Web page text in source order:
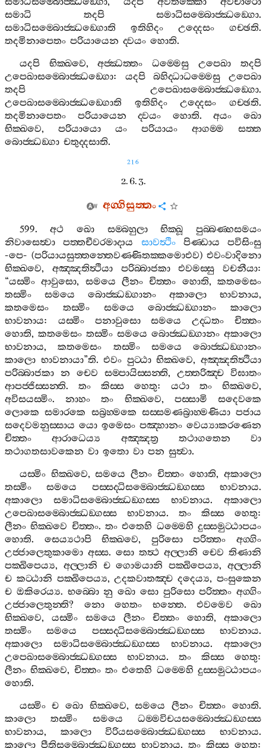
සමාධි
තදපි සමාධිසම‍්බොජ‍්ඣඞ‍්ගො.
සමාධිසම‍්බොජ‍්ඣඞ‍්ගොති
ඉතිහිදං උද‍්දෙසං ගච‍්ඡති.
තදමිනාපෙතං පරියායෙන ද‍්වයං හොති.
යදපි
භික‍්ඛවෙ,අජ‍්ඣත‍්තං ධම‍්මෙසු උපෙඛා
තදපි
උපෙඛාසම‍්බොජ‍්ඣඞ‍්ගො: යදපි බහිද‍්ධාධම‍්මෙසු
උපෙඛා
තදපි
උපෙඛාසම‍්බොජ‍්ඣඞ‍්ගො.
උපෙඛාසම‍්බොජ‍්ඣඞ‍්ගොති
ඉතිහිදං උද‍්දෙසං ගච‍්ඡති.
තදමිනාපෙතං
පරියායෙන ද‍්වයං හොති.අයං
ඛො
භික‍්ඛවෙ, පරියායො යං පරියායං ආගම‍්ම
සත‍්ත
බොජ‍්ඣඞ‍්ගා චතුද‍්දසාති.
216
2. 6. 3.
අග‍්ගිසුත‍්තං
599.අථ ඛො සම‍්බහුලා භික‍්ඛූ
පුබ‍්බණ‍්හසමයං
නිවාසෙත්‍වා
පත‍්තචීවරමාදාය සාවත්‍ථිං පිණ‍්ඩාය
පවිසිංසු
-පෙ- (පරියායසුත‍්තන‍්තෙවණ‍්ණිතක‍්කමොඑව) එවංවාදිනො
භික‍්ඛවෙ, අඤ‍්ඤතිත්‍ථියා පරිබ‍්බාජකා එවමස‍්සු වචනීයා:
“යස‍්මිං ආවුසො, සමයෙ ලීනං චිත‍්තං හොති,කතමෙසං
තස‍්මිං
සමයෙ බොජ‍්ඣඞ‍්ගානං අකාලො භාවනාය,
කතමෙසං
තස‍්මිං සමයෙ බොජ‍්ඣඞ‍්ගානං
කාලො
භාවනාය: යස‍්මිං පනාවුසො සමයෙ උද‍්ධතං
චිත‍්තං
හොති, කතමෙසං තස‍්මිං සමයෙ බොජ‍්ඣඞ‍්ගානං අකාලො
භාවනාය,කතමෙසං තස‍්මිං සමයෙ
බොජ‍්ඣඞ‍්ගානං
කාලො භාවනායා”ති.එවං පුට‍්ඨා භික‍්ඛවෙ,අඤ‍්ඤතිත්‍ථියා
පරිබ‍්බාජකා න චෙව සම‍්පායිස‍්සන‍්ති, උත‍්තරිඤ‍්ච විඝාතං
ආපජ‍්ජිස‍්සන‍්ති. තං කිස‍්ස හෙතු: යථා තං භික‍්ඛවෙ,
අවිසයස‍්මිං.නාහං තං භික‍්ඛවෙ, පස‍්සාමි
සදෙවකෙ
ලොකෙ සමාරකෙ සබ්‍රහ‍්මකෙ සස‍්සමණබ්‍රාහ‍්මණියා පජාය
සදෙවමනුස‍්සාය යො ඉමෙසං පඤ‍්හානං වෙය්‍යාකරණෙන
චිත‍්තං
ආරාධෙය්‍ය අඤ‍්ඤත්‍ර තථාගතෙන
වා
තථාගතසාවකෙන වා ඉතො වා පන සුත්‍වා.
යස‍්මිං භික‍්ඛවෙ,සමයෙ ලීනං චිත‍්තං හොති,අකාලො
තස‍්මිං
සමයෙ පස‍්සද‍්ධිසම‍්බොජ‍්ඣඞ‍්ගස‍්ස භාවනාය.
අකාලො
සමාධිසම‍්බොජ‍්ඣඞ‍්ගස‍්ස භාවනාය. අකාලො
උපෙඛාසම‍්බොජ‍්ඣඞ‍්ගස‍්ස
භාවනාය. තං කිස‍්ස හෙතු:
ලීනං භික‍්ඛවෙ චිත‍්තං.තං එතෙහි ධම‍්මෙහි දුස‍්සමුට‍්ඨාපයං
හොති. සෙය්‍යථාපි භික‍්ඛවෙ, පුරිසො පරිත‍්තං
අග‍්ගිං
උජ‍්ජාලෙතුකාමො අස‍්ස. සො තත්‍ථ අල‍්ලානි චෙව තිණානි
පක‍්ඛිපෙය්‍ය, අල‍්ලානි ච ගොමයානි පක‍්ඛිපෙය්‍ය,අල‍්ලානි
ච කට‍්ඨානි පක‍්ඛිපෙය්‍ය,උදකවාතඤ‍්ච දදෙය්‍ය,පංසුකෙන
ච ඔකිරෙය්‍ය. භබ‍්බො නු ඛො සො පුරිසො පරිත‍්තං අග‍්ගිං
උජ‍්ජාලෙතුන‍්ති? නො හෙතං භන‍්තෙ.එවමෙව
ඛො
භික‍්ඛවෙ, යස‍්මිං සමයෙ ලීනං චිත‍්තං හොති, අකාලො
තස‍්මිං
සමයෙ පස‍්සද‍්ධිසම‍්බොජ‍්ඣඞ‍්ගස‍්ස භාවනාය.
අකාලො
සමාධිසම‍්බොජ‍්ඣඞ‍්ගස‍්ස භාවනාය. අකාලො
උපෙඛාසම‍්බොජ‍්ඣඞ‍්ගස‍්ස
භාවනාය. තං කිස‍්ස හෙතු:
ලීනං භික‍්ඛවෙ, චිත‍්තං තං එතෙහි ධම‍්මෙහි දුස‍්සමුට‍්ඨාපයං
හොති.
යස‍්මිං ච ඛො භික‍්ඛවෙ,සමයෙ ලීනං චිත‍්තං හොති.
කාලො
තස‍්මිං සමයෙ
ධම‍්මවිචයසම‍්බොජ‍්ඣඞ‍්ගස‍්ස
භාවනාය, කාලො විරියසම‍්බොජ‍්ඣඞ‍්ගස‍්ස භාවනාය.
කාලො පීතිසම‍්බොජ‍්ඣඞ‍්ගස‍්ස භාවනාය. තං කිස‍්ස හෙතු: